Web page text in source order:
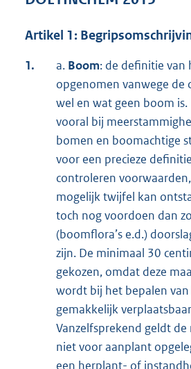
Artikel 1:
1. a. Boom: de definitie van
opgenomen vanwege de
wel en wat geen boom is.
vooral bij
bomen en boomachtige
voor een precieze
controleren
mogelijk twijfel kan
toch nog voordoen dan
(boomflora’s e.d.)
zijn. De minimaal 30
gekozen, omdat deze
wordt bij het bepalen
gemakkelijk
Vanzelfsprekend geldt
niet voor aanplant
een herplant- of